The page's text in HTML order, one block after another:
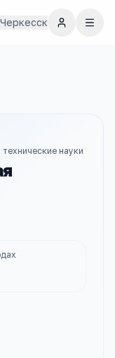
Черкесск
науки